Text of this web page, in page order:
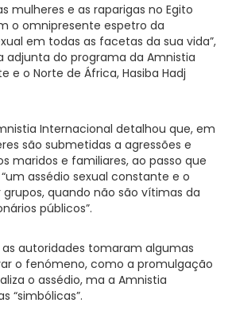
mulheres e as raparigas no Egito
o omnipresente espetro da
em todas as facetas da sua vida”,
adjunta do programa da Amnistia
e o Norte de África, Hasiba Hadj
Internacional detalhou que, em
são submetidas a agressões e
maridos e familiares, ao passo que
assédio sexual constante e o
quando não são vítimas da
públicos”.
as autoridades tomaram algumas
o fenómeno, como a promulgação
o assédio, ma a Amnistia
“simbólicas”.